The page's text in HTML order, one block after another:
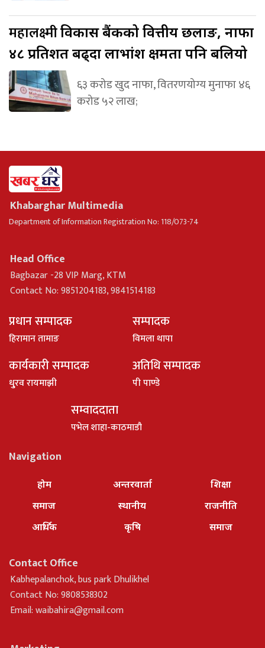
महालक्ष्मीविकास बैंकको वित्तीय छलाङ, नाफा
४८ प्रतिशत बढ्दा लाभांश क्षमता पनि बलियो
६३ करोड खुद नाफा, वितरणयोग्य मुनाफा ४६
करोड ५२ लाख;
Khabarghar Multimedia
Department of Information Registration No: 118/073-74
Head Office
Bagbazar -28 VIP Marg, KTM
Contact No: 9851204183, 9841514183
प्रधान सम्पादक
हिरामान तामाङ
सम्पादक
विमला थापा
कार्यकारी सम्पादक
धु्रव रायमाझी
अतिथि सम्पादक
पी पाण्डे
सम्वाददाता
पभेल शाहा-काठमाडौ
Navigation
होम
समाज
आर्थिक
अन्तरवार्ता
स्थानीय
कृषि
शिक्षा
राजनीति
समाज
Contact Office
Kabhepalanchok, bus park Dhulikhel
Contact No: 9808538302
Email:waibahira@gmail.com